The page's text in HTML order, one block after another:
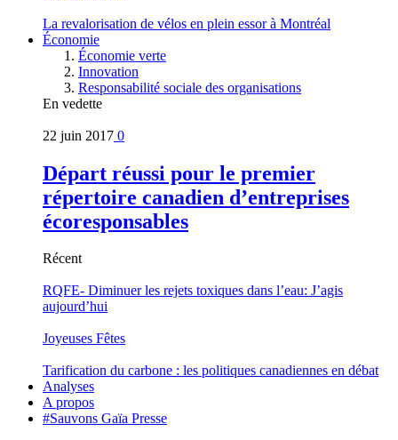
La revalorisation de vélos en plein essor à Montréal
Économie
Économie verte
Innovation
Responsabilité sociale des organisations
En vedette
22 juin 2017 0
Départ réussi pour le premier
répertoire canadien d’entreprises
écoresponsables
Récent
RQFE- Diminuer les rejets toxiques dans l’eau: J’agis
aujourd’hui
Joyeuses Fêtes
Tarification du carbone : les politiques canadiennes en débat
Analyses
A propos
#Sauvons Gaïa Presse